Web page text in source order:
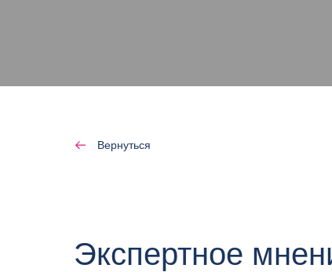
Вернуться
Экспертное